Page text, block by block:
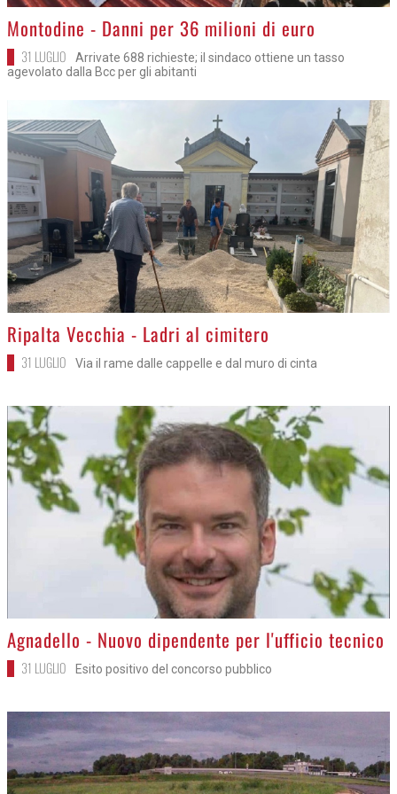
>Montodine - Danni per 36 milioni di euro
31 LUGLIO
Arrivate 688 richieste; il sindaco ottiene un tasso
agevolato dalla Bcc per gli abitanti
>
Ripalta Vecchia - Ladri al cimitero
31 LUGLIO Via il rame dalle cappelle e dal muro di cinta
>
Agnadello - Nuovo dipendente per l'ufficio tecnico
31 LUGLIO Esito positivo del concorso pubblico